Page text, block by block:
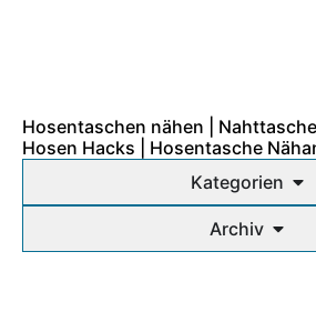
Hosentaschen nähen |
Hosen Hacks | Hosentasche
Kategorien
Archiv